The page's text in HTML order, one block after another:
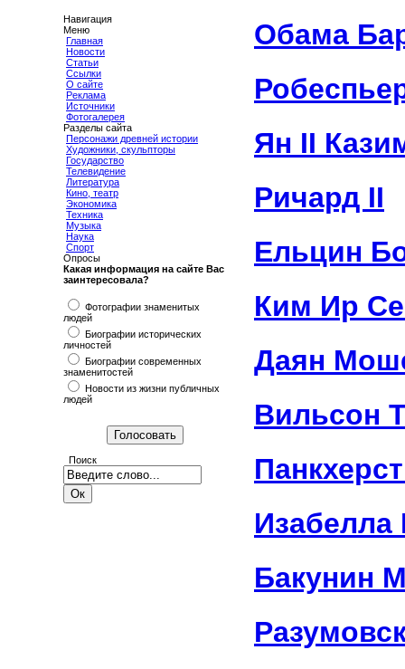
Навигация
Меню
Главная
Новости
Статьи
Ссылки
О сайте
Реклама
Источники
Фотогалерея
Разделы сайта
Персонажи древней истории
Художники, скульпторы
Государство
Телевидение
Литература
Кино, театр
Экономика
Техника
Музыка
Наука
Спорт
Опросы
Какая информация на сайте Вас
заинтересовала?
Фотографии знаменитых
людей
Биографии исторических
личностей
Биографии современных
знаменитостей
Новости из жизни публичных
людей
Поиск
Обама
Ян II
Ричард II
Ельцин
Ким Ир
Даян
Вильсон
Изабелла
Бакунин